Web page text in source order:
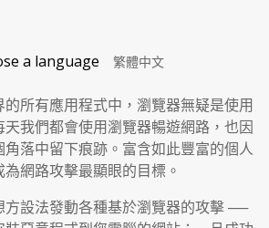
a language
所有應用程式中，瀏覽器無疑是使用
我們都會使用瀏覽器暢遊網路，也因
落中留下痕跡。富含如此豐富的個人
網路攻擊最顯眼的目標。
方設法發動各種基於瀏覽器的攻擊 ──